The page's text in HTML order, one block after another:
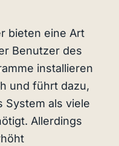
bieten eine Art
Benutzer des
installieren
und führt dazu,
System als viele
Allerdings